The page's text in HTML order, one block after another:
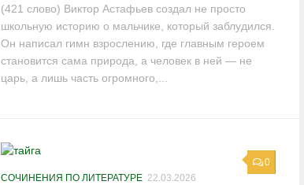
(421 слово) Виктор Астафьев создал не просто
школьную историю о мальчике, который заблудился.
Он написал гимн взрослению, где главным героем
становится сама природа, а человек в ней — не
царь, а лишь часть огромного,...
0
СОЧИНЕНИЯ ПО ЛИТЕРАТУРЕ 22.03.2026